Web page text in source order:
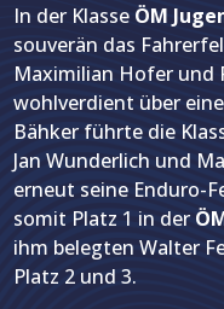
In der Klasse ÖM
souverän das
Maximilian Hofer und
wohlverdient über
Bähker führte die
Jan Wunderlich und
erneut seine Enduro-
somit Platz 1 in der
ihm belegten Walter
Platz 2 und 3.